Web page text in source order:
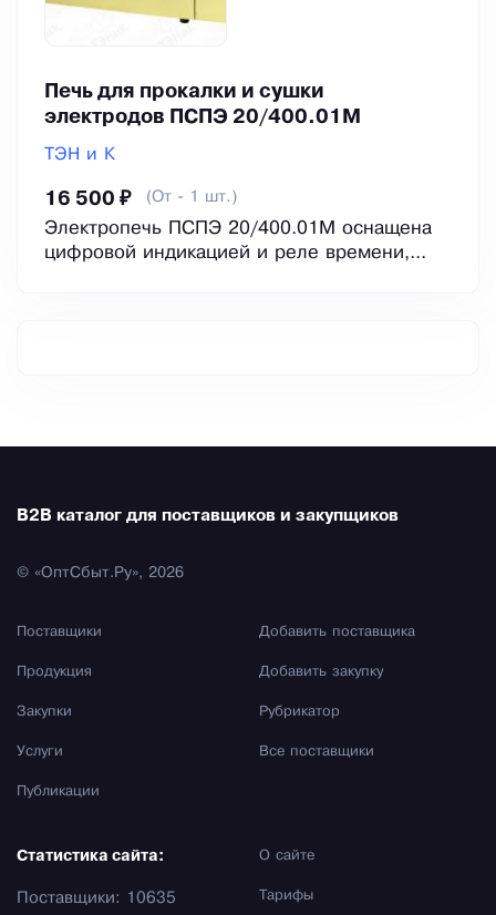
Печь для прокалки и сушки
электродов ПСПЭ 20/400.01М
ТЭН и К
16 500 ₽ (От - 1 шт.)
Электропечь ПСПЭ 20/400.01М оснащена
цифровой индикацией и реле времени,...
B2B каталог для поставщиков и закупщиков
© «ОптСбыт.Ру», 2026
Поставщики
Продукция
Закупки
Услуги
Публикации
Добавить поставщика
Добавить закупку
Рубрикатор
Все поставщики
О сайте
Тарифы
Статистика сайта:
Поставщики: 10635